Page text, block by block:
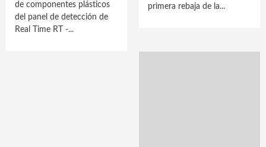
de componentes plásticos
del panel de detección de
Real Time RT -...
primera rebaja de la...